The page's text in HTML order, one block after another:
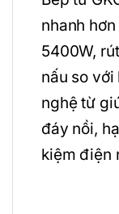
nhanh
5400W,
nấu so
nghệ từ
đáy nồi,
kiệm điện